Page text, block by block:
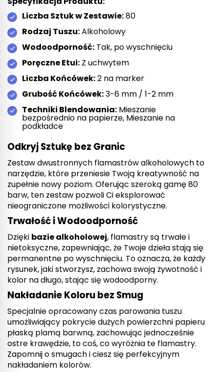
Liczba Sztuk w Zestawie:80
Rodzaj Tuszu:Alkoholowy
Wodoodporność: Tak, po wyschnięciu
Poręczne Etui: Z uchwytem
Liczba Końcówek:2 na marker
Grubość Końcówek:3-6 mm / 1-2 mm
Techniki Blendowania: Mieszanie
bezpośrednio na papierze, Mieszanie na
podkładce
Odkryj Sztukę bez Granic
Zestaw dwustronnych flamastrów alkoholowych to
narzędzie, które przeniesie Twoją kreatywność na
zupełnie nowy poziom. Oferując szeroką gamę 80
barw, ten zestaw pozwoli Ci eksplorować
nieograniczone możliwości kolorystyczne.
Trwałość i Wodoodporność
Dzięki bazie alkoholowej, flamastry są trwałe i
nietoksyczne, zapewniając, że Twoje dzieła stają się
permanentne po wyschnięciu. To oznacza, że każdy
rysunek, jaki stworzysz, zachowa swoją żywotność i
kolor na długo, stając się wodoodporny.
Nakładanie Koloru bez Smug
Specjalnie opracowany czas parowania tuszu
umożliwiający pokrycie dużych powierzchni papieru
płaską plamą barwną, zachowując jednocześnie
ostre krawędzie, to coś, co wyróżnia te flamastry.
Zapomnij o smugach i ciesz się perfekcyjnym
nakładaniem kolorów.